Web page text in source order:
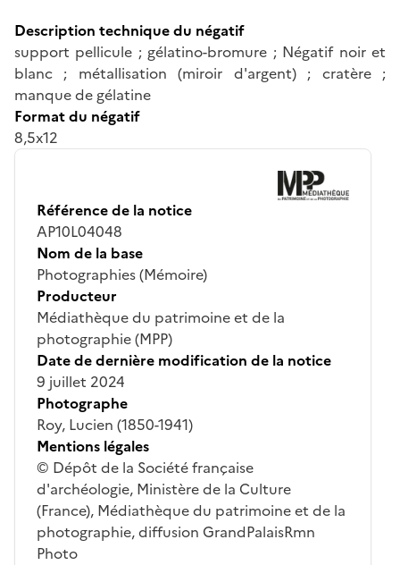
Description technique du négatif
support pellicule ; gélatino-bromure ; Négatif noir et
blanc ; métallisation (miroir d'argent) ; cratère ;
manque de gélatine
Format du négatif
8,5x12
Référence de la notice
AP10L04048
Nom de la base
Photographies (Mémoire)
Producteur
Médiathèque du patrimoine et de la
photographie (MPP)
Date de dernière modification de la notice
9 juillet 2024
Photographe
Roy, Lucien (1850-1941)
Mentions légales
© Dépôt de la Société française
d'archéologie, Ministère de la Culture
(France), Médiathèque du patrimoine et de la
photographie, diffusion GrandPalaisRmn
Photo